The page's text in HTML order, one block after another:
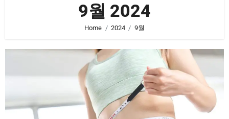
9월 2024
Home 2024 9월